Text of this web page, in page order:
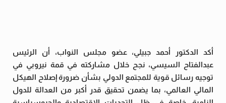
أكد الدكتور أحمد جبيلي، عضو مجلس النواب، أن الرئيس
عبدالفتاح السيسي، نجح خلال مشاركته في قمة نيروبي في
توجيه رسائل قوية للمجتمع الدولي بشأن ضرورة إصلاح الهيكل
المالي العالمي، بما يضمن تحقيق قدر أكبر من العدالة للدول